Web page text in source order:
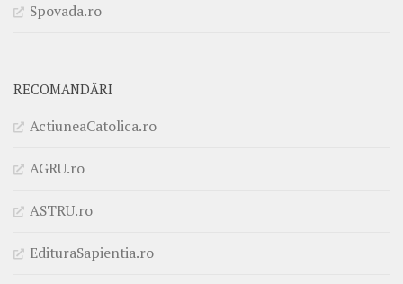
Spovada.ro
RECOMANDĂRI
ActiuneaCatolica.ro
AGRU.ro
ASTRU.ro
EdituraSapientia.ro